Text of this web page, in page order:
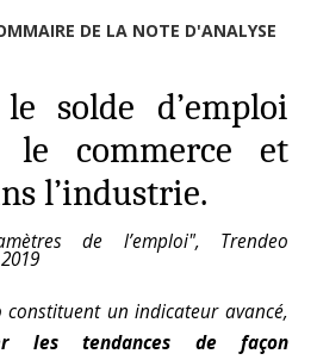
DE LA NOTE D'ANALYSE
solde d’emploi
le commerce et
l’industrie.
de l’emploi", Trendeo
constituent un indicateur avancé,
les tendances de façon